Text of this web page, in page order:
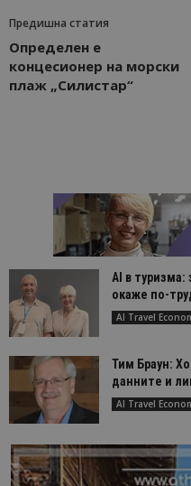
Предишна статия
Определен е
концесионер на морски
плаж „Силистар“
AI в
окаже по-
AI Travel
Тим Браун:
данните и
AI Travel